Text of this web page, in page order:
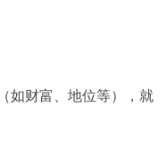
如财富、地位等），就